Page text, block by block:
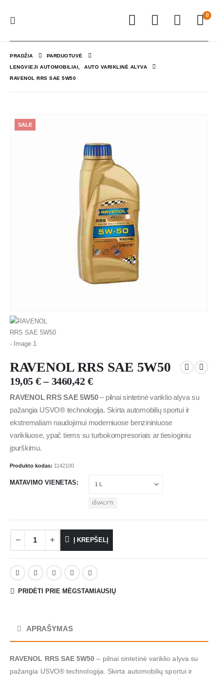
0
PRADŽIA PARDUOTUVĖ
LENGVIEJI AUTOMOBILIAI AUTO VARIKLINĖ ALYVA
RAVENOL RRS SAE 5W50
SALE
RAVENOL RRS SAE 5W50
19,05€ – 3460,42€
RAVENOL RRS SAE 5W50– pilnai sintetinė variklio alyva su
pažangia USVO® technologija. Skirta automobilių sportui ir
ekstremaliam naudojimui moderniuose benzininiuose
varikliuose, ypač tiems su turbokompresoriais ar tiesioginiu
įpurškimu.
Produkto kodas: 1142100
MATAVIMO VIENETAS
IŠVALYTI
Į KREPŠELĮ
PRIDĖTI PRIE MĖGSTAMIAUSIŲ
APRAŠYMAS
RAVENOL RRS SAE 5W50 – pilnai sintetinė variklio alyva su
pažangia USVO® technologija. Skirta automobilių sportui ir